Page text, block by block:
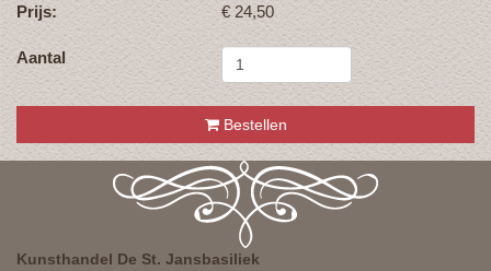
Prijs:
€24,50
Aantal
Bestellen
Kunsthandel De St. Jansbasiliek